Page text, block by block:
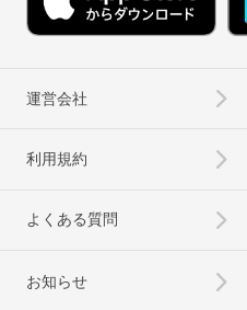
運営会社
利用規約
よくある質問
お知らせ